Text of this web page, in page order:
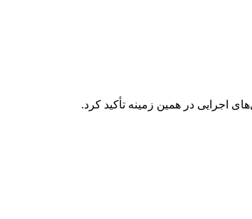
اجرایی در همین زمینه تأکید کرد.